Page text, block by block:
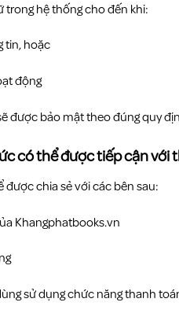
hệ thống cho đến khi:
tin, hoặc
động
được bảo mật theo đúng quy
có thể được tiếp cận với
chia sẻ với các bên sau:
Khangphatbooks.vn
sử dụng chức năng thanh